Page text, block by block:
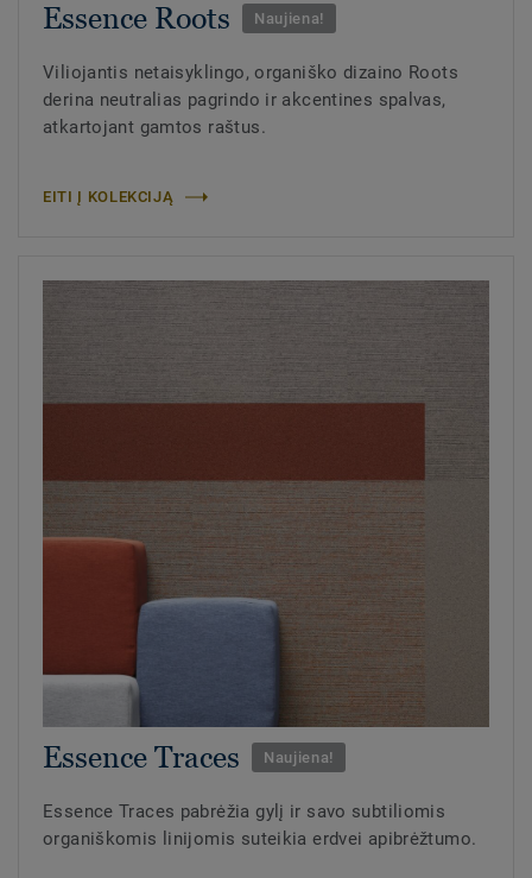
Essence Roots Naujiena!
Viliojantis netaisyklingo, organiško dizaino Roots
derina neutralias pagrindo ir akcentines spalvas,
atkartojant gamtos raštus.
EITI Į KOLEKCIJĄ
Essence Traces Naujiena!
Essence Traces pabrėžia gylį ir savo subtiliomis
organiškomis linijomis suteikia erdvei apibrėžtumo.